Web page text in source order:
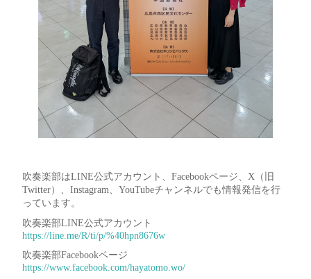
吹奏楽部はLINE公式アカウント、Facebookページ、X（旧
Twitter）、Instagram、YouTubeチャンネルでも情報発信を行
っています。
吹奏楽部LINE公式アカウント
https://line.me/R/ti/p/%40hpn8676w
吹奏楽部Facebookページ
https://www.facebook.com/hayatomo.wo/